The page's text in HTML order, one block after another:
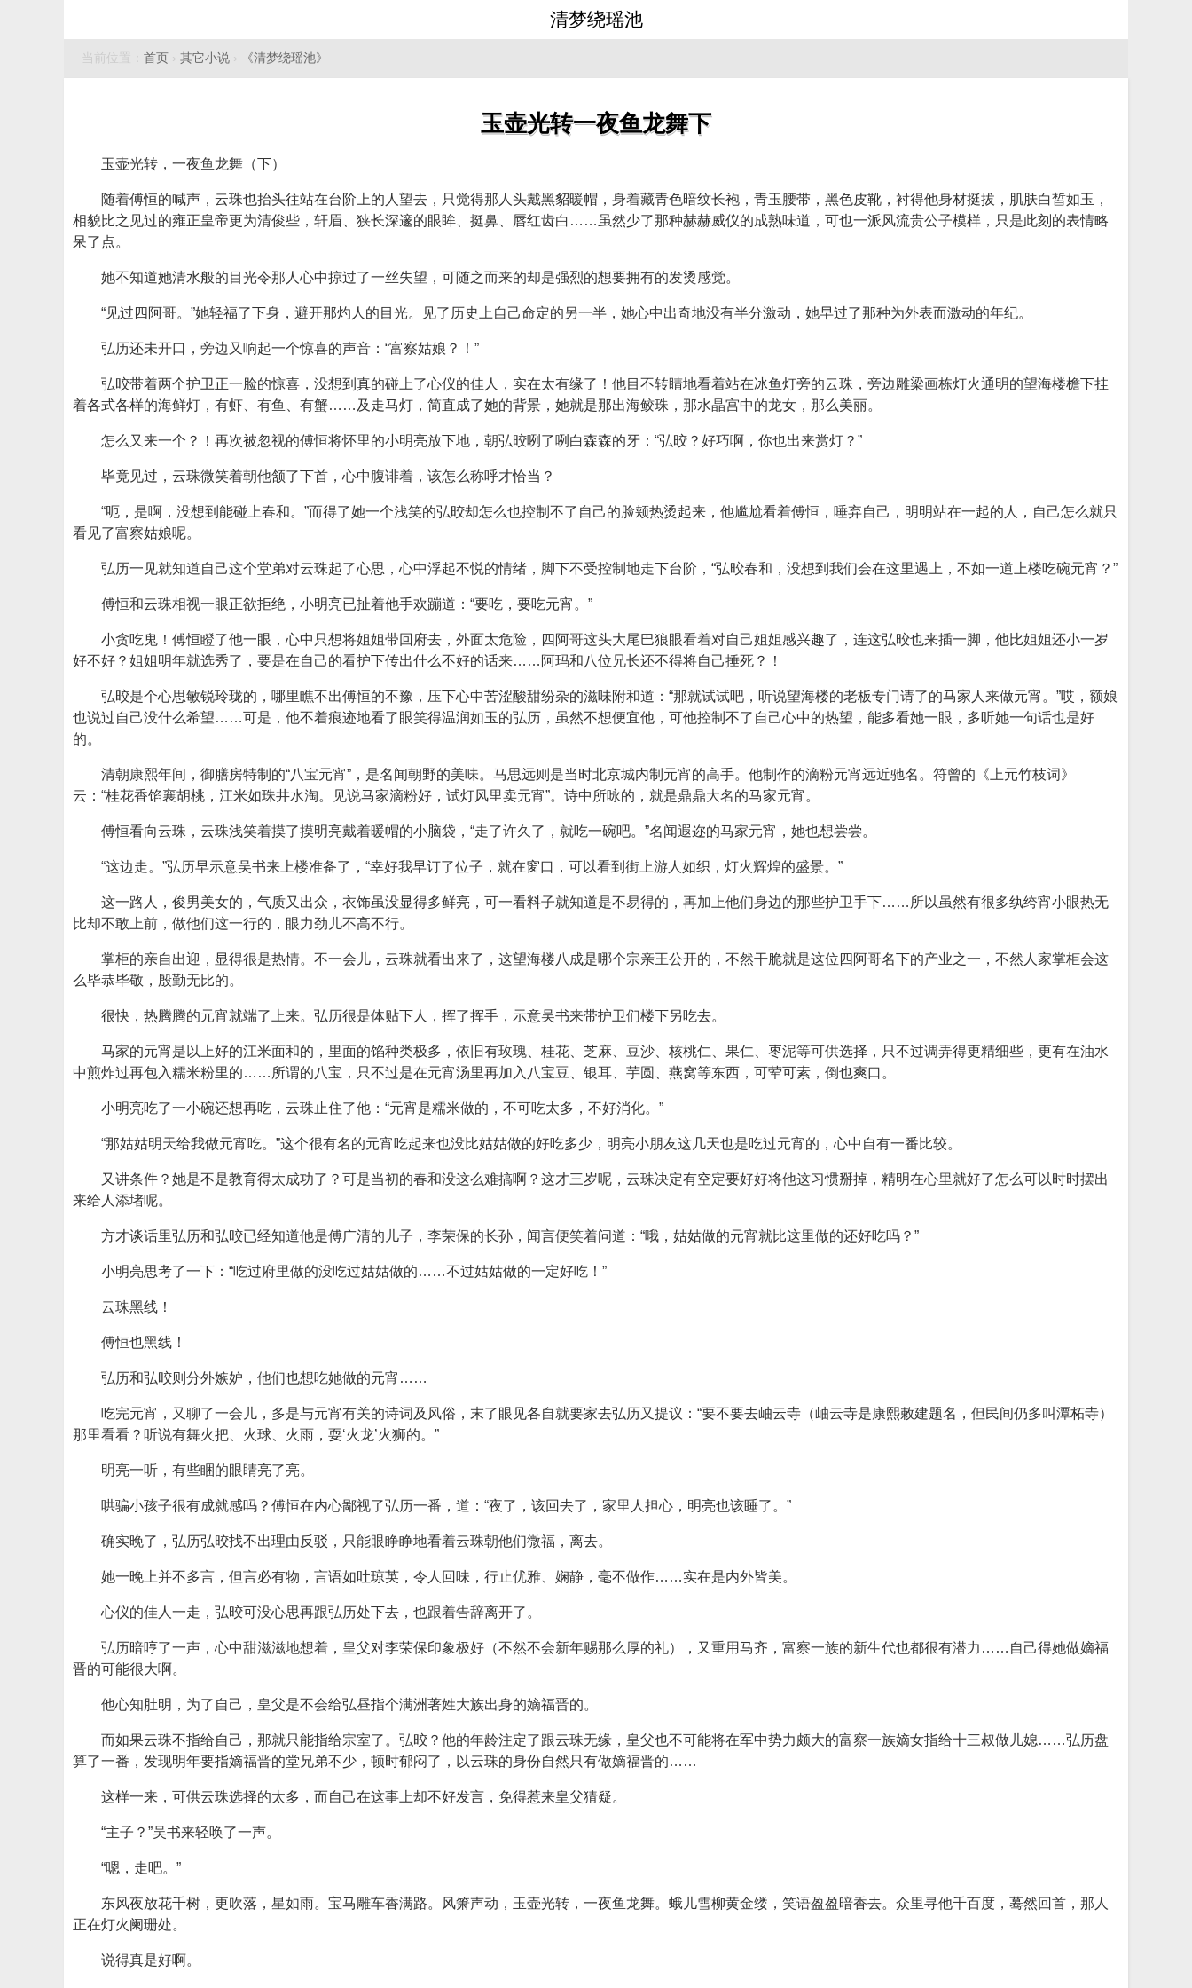
清梦绕瑶池
当前位置： 首页 › 其它小说 › 《清梦绕瑶池》
玉壶光转一夜鱼龙舞下
玉壶光转，一夜鱼龙舞（下）
随着傅恒的喊声，云珠也抬头往站在台阶上的人望去，只觉得那人头戴黑貂暖帽，身着藏青色暗纹长袍，青玉腰带，黑色皮靴，衬得他身材挺拔，肌肤白皙如玉，
相貌比之见过的雍正皇帝更为清俊些，轩眉、狭长深邃的眼眸、挺鼻、唇红齿白……虽然少了那种赫赫威仪的成熟味道，可也一派风流贵公子模样，只是此刻的表情略
呆了点。
她不知道她清水般的目光令那人心中掠过了一丝失望，可随之而来的却是强烈的想要拥有的发烫感觉。
“见过四阿哥。”她轻福了下身，避开那灼人的目光。见了历史上自己命定的另一半，她心中出奇地没有半分激动，她早过了那种为外表而激动的年纪。
弘历还未开口，旁边又响起一个惊喜的声音：“富察姑娘？！”
弘晈带着两个护卫正一脸的惊喜，没想到真的碰上了心仪的佳人，实在太有缘了！他目不转睛地看着站在冰鱼灯旁的云珠，旁边雕梁画栋灯火通明的望海楼檐下挂
着各式各样的海鲜灯，有虾、有鱼、有蟹……及走马灯，简直成了她的背景，她就是那出海鲛珠，那水晶宫中的龙女，那么美丽。
怎么又来一个？！再次被忽视的傅恒将怀里的小明亮放下地，朝弘晈咧了咧白森森的牙：“弘晈？好巧啊，你也出来赏灯？”
毕竟见过，云珠微笑着朝他颔了下首，心中腹诽着，该怎么称呼才恰当？
“呃，是啊，没想到能碰上春和。”而得了她一个浅笑的弘晈却怎么也控制不了自己的脸颊热烫起来，他尴尬看着傅恒，唾弃自己，明明站在一起的人，自己怎么就只
看见了富察姑娘呢。
弘历一见就知道自己这个堂弟对云珠起了心思，心中浮起不悦的情绪，脚下不受控制地走下台阶，“弘晈春和，没想到我们会在这里遇上，不如一道上楼吃碗元宵？”
傅恒和云珠相视一眼正欲拒绝，小明亮已扯着他手欢蹦道：“要吃，要吃元宵。”
小贪吃鬼！傅恒瞪了他一眼，心中只想将姐姐带回府去，外面太危险，四阿哥这头大尾巴狼眼看着对自己姐姐感兴趣了，连这弘晈也来插一脚，他比姐姐还小一岁
好不好？姐姐明年就选秀了，要是在自己的看护下传出什么不好的话来……阿玛和八位兄长还不得将自己捶死？！
弘晈是个心思敏锐玲珑的，哪里瞧不出傅恒的不豫，压下心中苦涩酸甜纷杂的滋味附和道：“那就试试吧，听说望海楼的老板专门请了的马家人来做元宵。”哎，额娘
也说过自己没什么希望……可是，他不着痕迹地看了眼笑得温润如玉的弘历，虽然不想便宜他，可他控制不了自己心中的热望，能多看她一眼，多听她一句话也是好
的。
清朝康熙年间，御膳房特制的“八宝元宵”，是名闻朝野的美味。马思远则是当时北京城内制元宵的高手。他制作的滴粉元宵远近驰名。符曾的《上元竹枝词》
云：“桂花香馅襄胡桃，江米如珠井水淘。见说马家滴粉好，试灯风里卖元宵”。诗中所咏的，就是鼎鼎大名的马家元宵。
傅恒看向云珠，云珠浅笑着摸了摸明亮戴着暖帽的小脑袋，“走了许久了，就吃一碗吧。”名闻遐迩的马家元宵，她也想尝尝。
“这边走。”弘历早示意吴书来上楼准备了，“幸好我早订了位子，就在窗口，可以看到街上游人如织，灯火辉煌的盛景。”
这一路人，俊男美女的，气质又出众，衣饰虽没显得多鲜亮，可一看料子就知道是不易得的，再加上他们身边的那些护卫手下……所以虽然有很多纨绔宵小眼热无
比却不敢上前，做他们这一行的，眼力劲儿不高不行。
掌柜的亲自出迎，显得很是热情。不一会儿，云珠就看出来了，这望海楼八成是哪个宗亲王公开的，不然干脆就是这位四阿哥名下的产业之一，不然人家掌柜会这
么毕恭毕敬，殷勤无比的。
很快，热腾腾的元宵就端了上来。弘历很是体贴下人，挥了挥手，示意吴书来带护卫们楼下另吃去。
马家的元宵是以上好的江米面和的，里面的馅种类极多，依旧有玫瑰、桂花、芝麻、豆沙、核桃仁、果仁、枣泥等可供选择，只不过调弄得更精细些，更有在油水
中煎炸过再包入糯米粉里的……所谓的八宝，只不过是在元宵汤里再加入八宝豆、银耳、芋圆、燕窝等东西，可荤可素，倒也爽口。
小明亮吃了一小碗还想再吃，云珠止住了他：“元宵是糯米做的，不可吃太多，不好消化。”
“那姑姑明天给我做元宵吃。”这个很有名的元宵吃起来也没比姑姑做的好吃多少，明亮小朋友这几天也是吃过元宵的，心中自有一番比较。
又讲条件？她是不是教育得太成功了？可是当初的春和没这么难搞啊？这才三岁呢，云珠决定有空定要好好将他这习惯掰掉，精明在心里就好了怎么可以时时摆出
来给人添堵呢。
方才谈话里弘历和弘晈已经知道他是傅广清的儿子，李荣保的长孙，闻言便笑着问道：“哦，姑姑做的元宵就比这里做的还好吃吗？”
小明亮思考了一下：“吃过府里做的没吃过姑姑做的……不过姑姑做的一定好吃！”
云珠黑线！
傅恒也黑线！
弘历和弘晈则分外嫉妒，他们也想吃她做的元宵……
吃完元宵，又聊了一会儿，多是与元宵有关的诗词及风俗，末了眼见各自就要家去弘历又提议：“要不要去岫云寺（岫云寺是康熙敕建题名，但民间仍多叫潭柘寺）
那里看看？听说有舞火把、火球、火雨，耍‘火龙’火狮的。”
明亮一听，有些睏的眼睛亮了亮。
哄骗小孩子很有成就感吗？傅恒在内心鄙视了弘历一番，道：“夜了，该回去了，家里人担心，明亮也该睡了。”
确实晚了，弘历弘晈找不出理由反驳，只能眼睁睁地看着云珠朝他们微福，离去。
她一晚上并不多言，但言必有物，言语如吐琼英，令人回味，行止优雅、娴静，毫不做作……实在是内外皆美。
心仪的佳人一走，弘晈可没心思再跟弘历处下去，也跟着告辞离开了。
弘历暗哼了一声，心中甜滋滋地想着，皇父对李荣保印象极好（不然不会新年赐那么厚的礼），又重用马齐，富察一族的新生代也都很有潜力……自己得她做嫡福
晋的可能很大啊。
他心知肚明，为了自己，皇父是不会给弘昼指个满洲著姓大族出身的嫡福晋的。
而如果云珠不指给自己，那就只能指给宗室了。弘晈？他的年龄注定了跟云珠无缘，皇父也不可能将在军中势力颇大的富察一族嫡女指给十三叔做儿媳……弘历盘
算了一番，发现明年要指嫡福晋的堂兄弟不少，顿时郁闷了，以云珠的身份自然只有做嫡福晋的……
这样一来，可供云珠选择的太多，而自己在这事上却不好发言，免得惹来皇父猜疑。
“主子？”吴书来轻唤了一声。
“嗯，走吧。”
东风夜放花千树，更吹落，星如雨。宝马雕车香满路。风箫声动，玉壶光转，一夜鱼龙舞。蛾儿雪柳黄金缕，笑语盈盈暗香去。众里寻他千百度，蓦然回首，那人
正在灯火阑珊处。
说得真是好啊。